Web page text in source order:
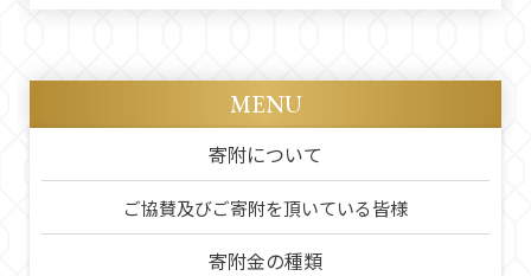
MENU
寄附について
ご協賛及びご寄附を頂いている皆様
寄附金の種類